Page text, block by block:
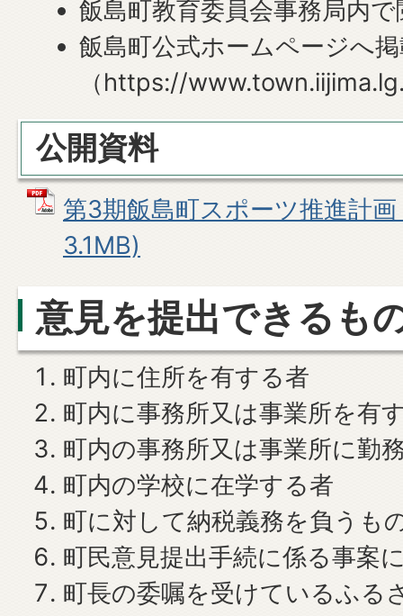
飯島町教育委員会事務局内で
飯島町公式ホームページへ
（https://
公開資料
第3期飯島町スポーツ推進計
3.1MB)
意見を提出できるも
町内に住所を有する者
町内に事務所又は事業所を有
町内の事務所又は事業所に勤
町内の学校に在学する者
町に対して納税義務を負うも
町民意見提出手続に係る事案
町長の委嘱を受けているふる